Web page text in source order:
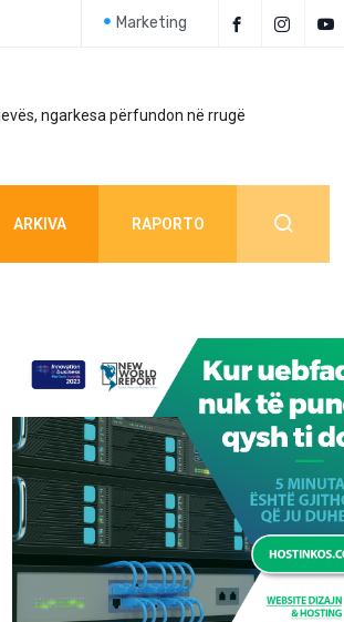
Marketing
ngarkesa përfundon në rrugë
ARKIVA RAPORTO